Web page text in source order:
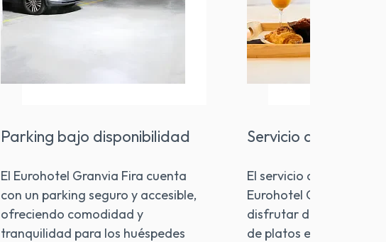
Parking bajo disponibilidad
El Eurohotel Granvia Fira cuenta
con un parking seguro y accesible,
ofreciendo comodidad y
tranquilidad para los huéspedes
Servicio de
El servicio de
Eurohotel Granvia Fira
disfrutar de una amplia
de platos en la